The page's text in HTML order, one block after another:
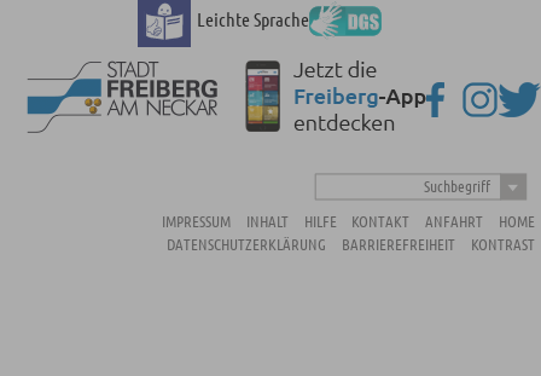
Leichte Sprache
Suchbegriff
IMPRESSUM
INHALT HILFE KONTAKT ANFAHRT
HOME
DATENSCHUTZERKLÄRUNG
BARRIEREFREIHEIT KONTRAST